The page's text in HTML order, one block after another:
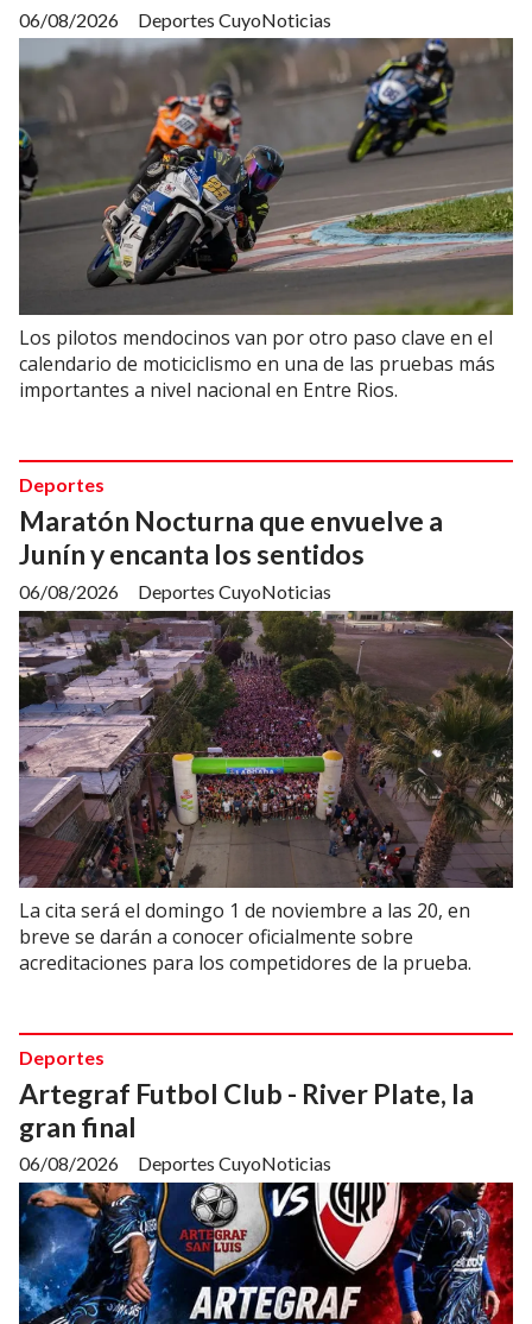
Deportes CuyoNoticias
06/08/2026
Los pilotos mendocinos van por otro paso clave en el
calendario de moticiclismo en una de las pruebas más
importantes a nivel nacional en Entre Rios.
Maratón Nocturna que envuelve a
Junín y encanta los sentidos
Deportes CuyoNoticias
Deportes
06/08/2026
La cita será el domingo 1 de noviembre a las 20, en
breve se darán a conocer oficialmente sobre
acreditaciones para los competidores de la prueba.
Artegraf Futbol Club - River Plate, la
gran final
Deportes CuyoNoticias
Deportes
06/08/2026